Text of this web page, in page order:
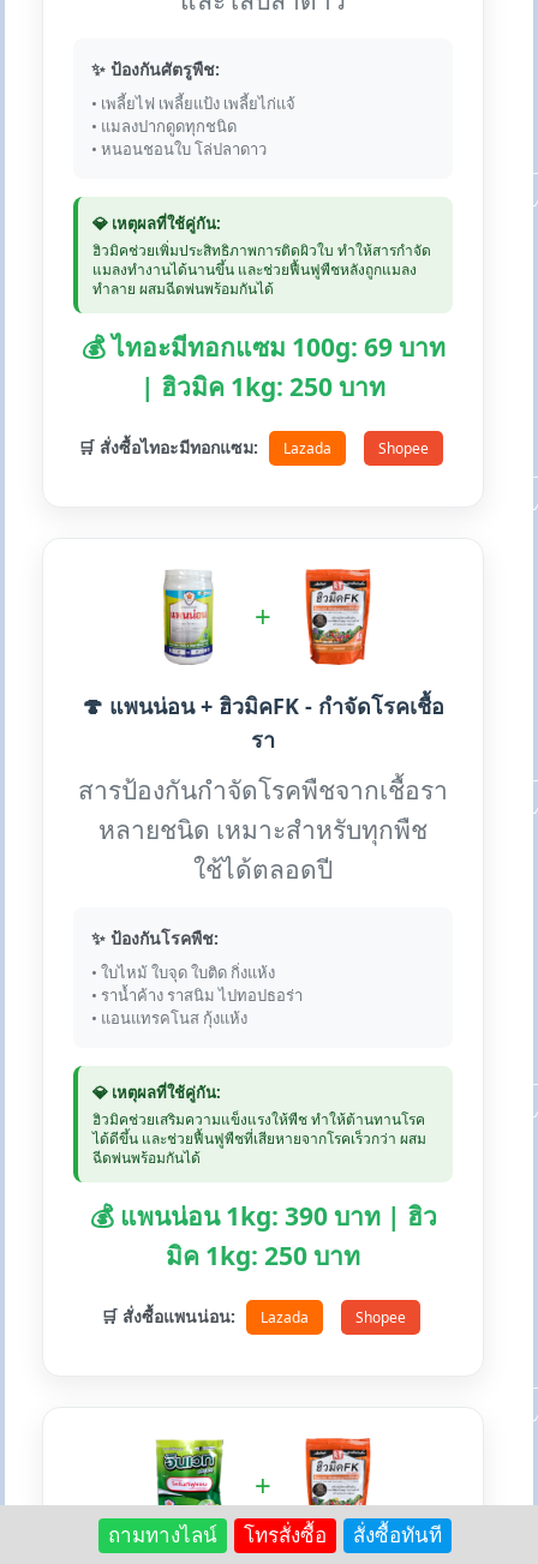
✨ ป้องกันศัตรูพืช:
• เพลี้ยไฟ เพลี้ยแป้ง เพลี้ยไก่แจ้
• แมลงปากดูดทุกชนิด
• หนอนชอนใบ โล่ปลาดาว
💎 เหตุผลที่ใช้คู่กัน:
ฮิวมิคช่วยเพิ่มประสิทธิภาพการติดผิวใบ ทำให้สารกำจัด
แมลงทำงานได้นานขึ้น และช่วยฟื้นฟูพืชหลังถูกแมลง
ทำลาย ผสมฉีดพ่นพร้อมกันได้
💰 ไทอะมีทอกแซม 100g: 69 บาท
| ฮิวมิค 1kg: 250 บาท
🛒 สั่งซื้อไทอะมีทอกแซม: Lazada Shopee
+
🍄 แพนน่อน + ฮิวมิคFK - กำจัดโรคเชื้อ
รา
สารป้องกันกำจัดโรคพืชจากเชื้อรา
หลายชนิด เหมาะสำหรับทุกพืช
ใช้ได้ตลอดปี
✨ ป้องกันโรคพืช:
• ใบไหม้ ใบจุด ใบติด กิ่งแห้ง
• ราน้ำค้าง ราสนิม ไปทอปธอร่า
• แอนแทรคโนส กุ้งแห้ง
💎 เหตุผลที่ใช้คู่กัน:
ฮิวมิคช่วยเสริมความแข็งแรงให้พืช ทำให้ต้านทานโรค
ได้ดีขึ้น และช่วยฟื้นฟูพืชที่เสียหายจากโรคเร็วกว่า ผสม
ฉีดพ่นพร้อมกันได้
💰 แพนน่อน 1kg: 390 บาท | ฮิว
มิค 1kg: 250 บาท
🛒 สั่งซื้อแพนน่อน: Lazada Shopee
+
ถามทางไลน์ โทรสั่งซื้อ สั่งซื้อทันที